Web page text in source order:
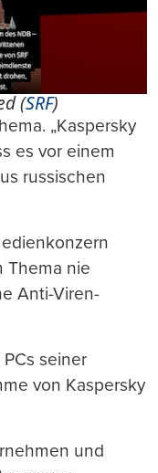
(SRF)
„Kaspersky
es vor einem
russischen
Thema nie
Anti-Viren-
seiner
von Kaspersky
und